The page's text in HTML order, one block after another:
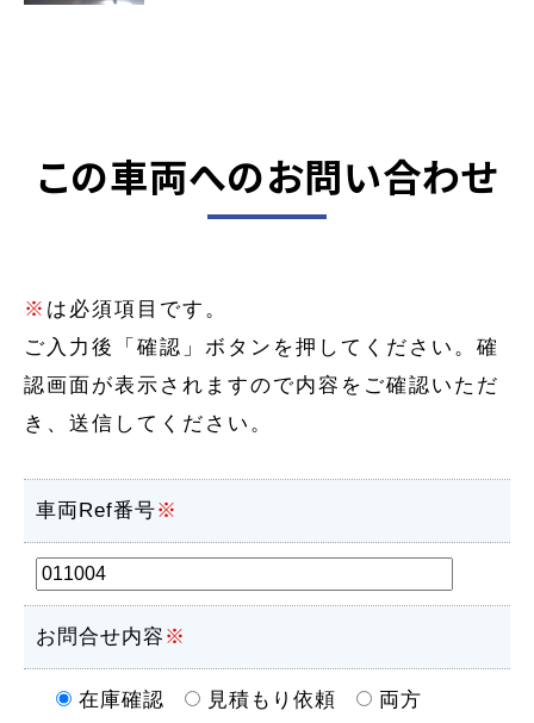
この車両へのお問い合わせ
※ は必須項目です。
ご入力後「確認」ボタンを押してください。確
認画面が表示されますので内容をご確認いただ
き、送信してください。
車両Ref番号※
お問合せ内容 ※
在庫確認 見積もり依頼 両方